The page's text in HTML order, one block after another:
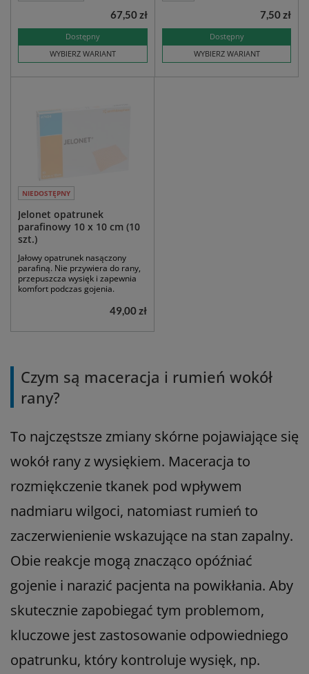
Dostępny
WYBIERZ WARIANT
67,50 zł
Dostępny
WYBIERZ WARIANT
7,50 zł
NIEDOSTĘPNY
Jelonet opatrunek
parafinowy 10 x 10 cm (10
szt.)
Jałowy opatrunek nasączony
parafiną. Nie przywiera do rany,
przepuszcza wysięk i zapewnia
komfort podczas gojenia.
49,00 zł
Czym są maceracja i rumień wokół
rany?
To najczęstsze zmiany skórne pojawiające się
wokół rany z wysiękiem. Maceracja to
rozmiękczenie tkanek pod wpływem
nadmiaru wilgoci, natomiast rumień to
zaczerwienienie wskazujące na stan zapalny.
Obie reakcje mogą znacząco opóźniać
gojenie i narazić pacjenta na powikłania. Aby
skutecznie zapobiegać tym problemom,
kluczowe jest zastosowanie odpowiedniego
opatrunku, który kontroluje wysięk, np.